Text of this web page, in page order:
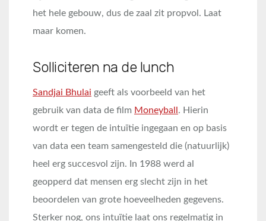
het hele gebouw, dus de zaal zit propvol. Laat
maar komen.
Solliciteren na de lunch
Sandjai Bhulai geeft als voorbeeld van het
gebruik van data de film Moneyball . Hierin
wordt er tegen de intuïtie ingegaan en op basis
van data een team samengesteld die (natuurlijk)
heel erg succesvol zijn. In 1988 werd al
geopperd dat mensen erg slecht zijn in het
beoordelen van grote hoeveelheden gegevens.
Sterker nog, ons intuïtie laat ons regelmatig in